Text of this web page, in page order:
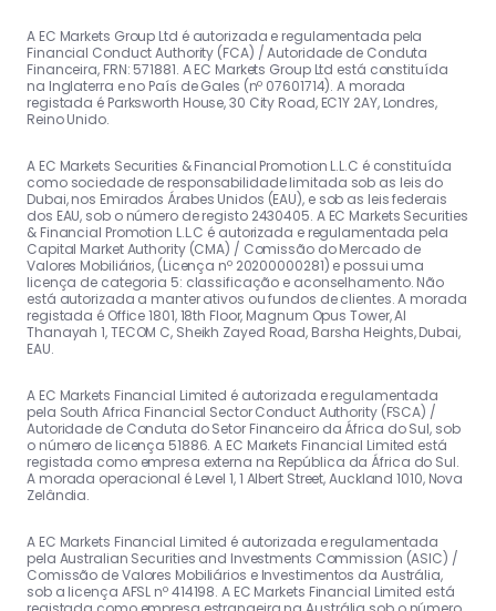
A EC Markets Group Ltd é autorizada e regulamentada pela
Financial Conduct Authority (FCA) / Autoridade de Conduta
Financeira, FRN: 571881. A EC Markets Group Ltd está constituída
na Inglaterra e no País de Gales (nº 07601714). A morada
registada é Parksworth House, 30 City Road, EC1Y 2AY, Londres,
Reino Unido.
A EC Markets Securities & Financial Promotion L.L.C é constituída
como sociedade de responsabilidade limitada sob as leis do
Dubai, nos Emirados Árabes Unidos (EAU), e sob as leis federais
dos EAU, sob o número de registo 2430405. A EC Markets Securities
& Financial Promotion L.L.C é autorizada e regulamentada pela
Capital Market Authority (CMA) / Comissão do Mercado de
Valores Mobiliários, (Licença nº 20200000281) e possui uma
licença de categoria 5: classificação e aconselhamento. Não
está autorizada a manter ativos ou fundos de clientes. A morada
registada é Office 1801, 18th Floor, Magnum Opus Tower, Al
Thanayah 1, TECOM C, Sheikh Zayed Road, Barsha Heights, Dubai,
EAU.
A EC Markets Financial Limited é autorizada e regulamentada
pela South Africa Financial Sector Conduct Authority (FSCA) /
Autoridade de Conduta do Setor Financeiro da África do Sul, sob
o número de licença 51886. A EC Markets Financial Limited está
registada como empresa externa na República da África do Sul.
A morada operacional é Level 1, 1 Albert Street, Auckland 1010, Nova
Zelândia.
A EC Markets Financial Limited é autorizada e regulamentada
pela Australian Securities and Investments Commission (ASIC) /
Comissão de Valores Mobiliários e Investimentos da Austrália,
sob a licença AFSL nº 414198. A EC Markets Financial Limited está